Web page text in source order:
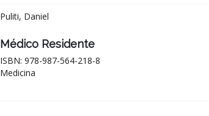
Puliti, Daniel
Médico Residente
ISBN: 978-987-564-218-8
Medicina